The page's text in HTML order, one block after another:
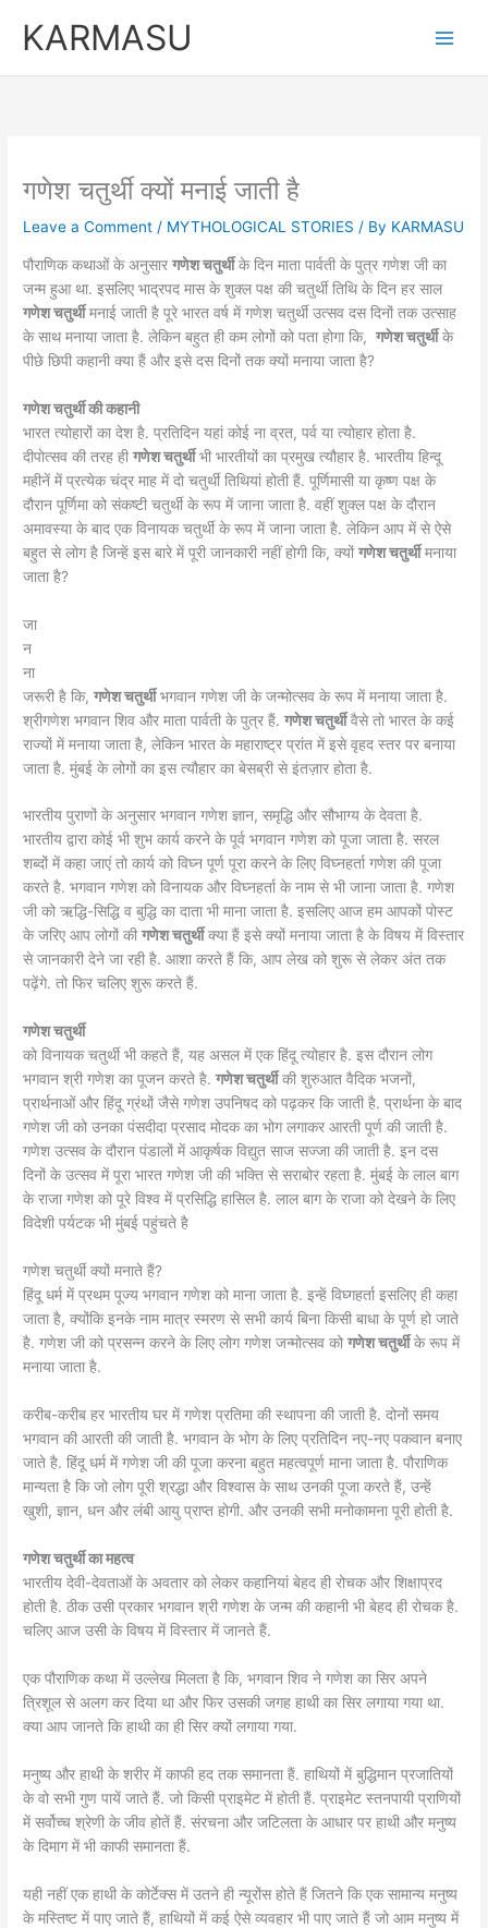
KARMASU
गणेश चतुर्थी क्यों मनाई जाती है
Leave a Comment / MYTHOLOGICAL STORIES / By KARMASU
पौराणिक कथाओं के अनुसारगणेश चतुर्थीके दिन माता पार्वती के पुत्र गणेश जी का
जन्म हुआ था. इसलिए भाद्रपद मास के शुक्ल पक्ष की चतुर्थी तिथि के दिन हर साल
गणेश चतुर्थीमनाई जाती है पूरे भारत वर्ष में गणेश चतुर्थी उत्सव दस दिनों तक उत्साह
के साथ मनाया जाता है. लेकिन बहुत ही कम लोगों को पता होगा कि,गणेश चतुर्थीके
पीछे छिपी कहानी क्या हैं और इसे दस दिनों तक क्यों मनाया जाता है?
गणेश चतुर्थी की कहानी
भारत त्योहारों का देश है. प्रतिदिन यहां कोई ना व्रत, पर्व या त्योहार होता है.
दीपाेत्सव की तरह हीगणेश चतुर्थीभी भारतीयों का प्रमुख त्यौहार है. भारतीय हिन्दू
महीनें में प्रत्येक चंद्र माह में दो चतुर्थी तिथियां होती हैं. पूर्णिमासी या कृष्ण पक्ष के
दौरान पूर्णिमा को संकष्टी चतुर्थी के रूप में जाना जाता है. वहीं शुक्ल पक्ष के दौरान
अमावस्या के बाद एक विनायक चतुर्थी के रूप में जाना जाता है. लेकिन आप में से ऐसे
बहुत से लोग है जिन्हें इस बारे में पूरी जानकारी नहीं होगी कि, क्योंगणेश चतुर्थीमनाया
जाता है?
जा
न
ना
जरूरी है कि,गणेश चतुर्थीभगवान गणेश जी के जन्मोत्सव के रूप में मनाया जाता है.
श्रीगणेश भगवान शिव और माता पार्वती के पुत्र हैं.गणेश चतुर्थीवैसे तो भारत के कई
राज्यों में मनाया जाता है, लेकिन भारत के महाराष्ट्र प्रांत में इसे वृहद स्तर पर बनाया
जाता है. मुंबई के लोगों का इस त्यौहार का बेसब्री से इंतज़ार होता है.
भारतीय पुराणों के अनुसार भगवान गणेश ज्ञान, समृद्धि और सौभाग्य के देवता है.
भारतीय द्वारा कोई भी शुभ कार्य करने के पूर्व भगवान गणेश को पूजा जाता है. सरल
शब्दों में कहा जाएं तो कार्य को विघ्न पूर्ण पूरा करने के लिए विघ्नहर्ता गणेश की पूजा
करते है. भगवान गणेश को विनायक और विघ्नहर्ता के नाम से भी जाना जाता है. गणेश
जी को ऋद्धि-सिद्धि व बुद्धि का दाता भी माना जाता है. इसलिए आज हम आपकों पोस्ट
के जरिए आप लोगों कीगणेश चतुर्थीक्या हैं इसे क्यों मनाया जाता है के विषय में विस्तार
से जानकारी देने जा रही है. आशा करते हैं कि, आप लेख को शुरू से लेकर अंत तक
पढ़ेंगे. तो फिर चलिए शुरू करते हैं.
गणेश चतुर्थी
को विनायक चतुर्थी भी कहते हैं, यह असल में एक हिंदू त्योहार है. इस दौरान लोग
भगवान श्री गणेश का पूजन करते है.गणेश चतुर्थीकी शुरुआत वैदिक भजनों,
प्रार्थनाओं और हिंदू ग्रंथों जैसे गणेश उपनिषद को पढ़कर कि जाती है. प्रार्थना के बाद
गणेश जी को उनका पंसदीदा प्रसाद मोदक का भोग लगाकर आरती पूर्ण की जाती है.
गणेश उत्सव के दौरान पंडालों में आकृर्षक विद्युत साज सज्जा की जाती है. इन दस
दिनों के उत्सव में पूरा भारत गणेश जी की भक्ति से सराबोर रहता है. मुंबई के लाल बाग
के राजा गणेश को पूरे विश्व में प्रसिद्धि हासिल है. लाल बाग के राजा को देखने के लिए
विदेशी पर्यटक भी मुंबई पहुंचते है
गणेश चतुर्थी क्यों मनाते हैं?
हिंदू धर्म में प्रथम पूज्य भगवान गणेश को माना जाता है. इन्हें विघ्गहर्ता इसलिए ही कहा
जाता है, क्योंकि इनके नाम मात्र स्मरण से सभी कार्य बिना किसी बाधा के पूर्ण हो जाते
है. गणेश जी को प्रसन्न करने के लिए लोग गणेश जन्मोत्सव कोगणेश चतुर्थीके रूप में
मनाया जाता है.
करीब-करीब हर भारतीय घर में गणेश प्रतिमा की स्थापना की जाती है. दोनों समय
भगवान की आरती की जाती है. भगवान के भोग के लिए प्रतिदिन नए-नए पकवान बनाए
जाते है. हिंदू धर्म में गणेश जी की पूजा करना बहुत महत्वपूर्ण माना जाता है. पौराणिक
मान्यता है कि जो लोग पूरी श्रद्धा और विश्वास के साथ उनकी पूजा करते हैं, उन्हें
खुशी, ज्ञान, धन और लंबी आयु प्राप्त होगी. और उनकी सभी मनोकामना पूरी होती है.
गणेश चतुर्थी का महत्व
भारतीय देवी-देवताओं के अवतार को लेकर कहानियां बेहद ही रोचक और शिक्षाप्रद
होती है. ठीक उसी प्रकार भगवान श्री गणेश के जन्म की कहानी भी बेहद ही रोचक है.
चलिए आज उसी के विषय में विस्तार में जानते हैं.
एक पौराणिक कथा में उल्लेख मिलता है कि, भगवान शिव ने गणेश का सिर अपने
त्रिशूल से अलग कर दिया था और फिर उसकी जगह हाथी का सिर लगाया गया था.
क्या आप जानते कि हाथी का ही सिर क्यों लगाया गया.
मनुष्य और हाथी के शरीर में काफी हद तक समानता हैं. हाथियों में बुद्धिमान प्रजातियों
के वो सभी गुण पायें जाते हैं. जो किसी प्राइमेट में होती हैं. प्राइमेट स्‍तनपायी प्राणियों
में सर्वोच्‍च श्रेणी के जीव होतें हैं. संरचना और जटिलता के आधार पर हाथी और मनुष्य
के दिमाग में भी काफी समानता हैं.
यही नहीं एक हाथी के कोर्टेक्स में उतने ही न्यूरोंस होते हैं जितने कि एक सामान्य मनुष्य
के मस्तिष्ट में पाए जाते हैं, हाथियों में कई ऐसे व्यवहार भी पाए जाते हैं जो आम मनुष्य में